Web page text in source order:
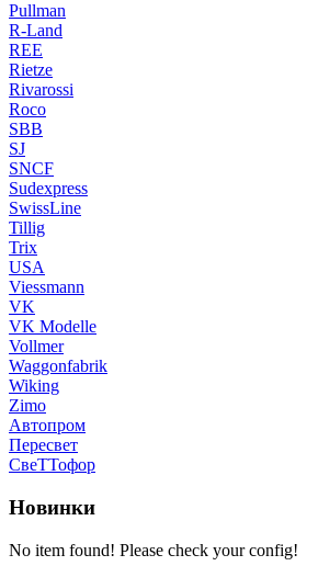
Pullman
R-Land
REE
Rietze
Rivarossi
Roco
SBB
SJ
SNCF
Sudexpress
SwissLine
Tillig
Trix
USA
Viessmann
VK
VK Modelle
Vollmer
Waggonfabrik
Wiking
Zimo
Автопром
Пересвет
СвеТТофор
Новинки
No item found! Please check your config!